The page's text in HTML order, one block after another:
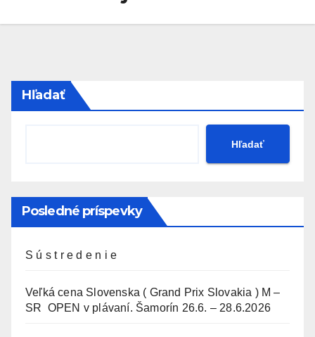
Hľadať
Hľadať
Posledné príspevky
S ú s t r e d e n i e
Veľká cena Slovenska ( Grand Prix Slovakia ) M –
SR OPEN v plávaní. Šamorín 26.6. – 28.6.2026